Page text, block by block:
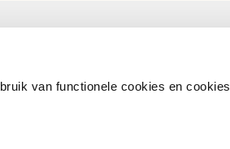
van functionele cookies en cookies